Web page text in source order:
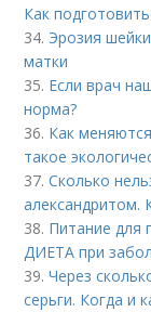
Как
34. Эрозия
матки
35. Если врач
норма?
36. Как
такое
37.Сколько
александритом.
38. Питание для
ДИЕТА при
39.Через
серьги. Когда и